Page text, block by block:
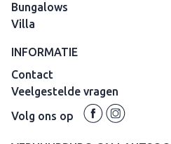
Bungalows
Villa
INFORMATIE
Contact
Veelgestelde vragen
Volg ons op